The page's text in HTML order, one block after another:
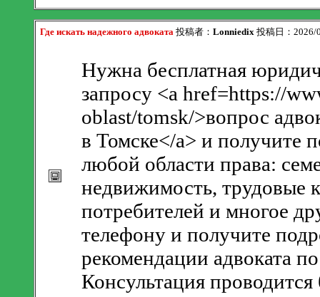
Где искать надежного адвоката 投稿者： Lonniedix 投稿日：
Нужна бесплатная
запросу <a href=https://
oblast/tomsk/>вопрос
в Томске</a> и получите
любой области права:
недвижимость, трудовые
потребителей и многое
телефону и получите
рекомендации адвоката
Консультация